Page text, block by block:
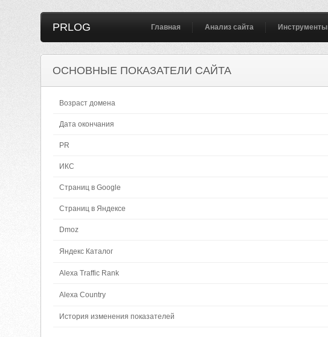
PRLOG Главная Анализ сайта Инструменты
ОСНОВНЫЕ ПОКАЗАТЕЛИ САЙТА
Возраст домена
Дата окончания
PR
ИКС
Страниц в Google
Страниц в Яндексе
Dmoz
Яндекс Каталог
Alexa Traffic Rank
Alexa Country
История изменения показателей